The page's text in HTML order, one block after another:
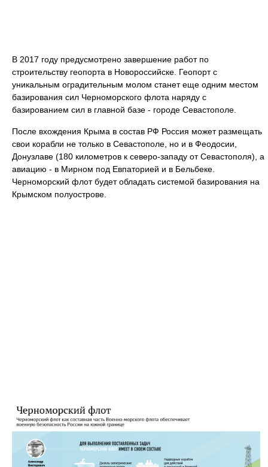
В 2017 году предусмотрено завершение работ по
строительству геопорта в Новороссийске. Геопорт с
уникальным оградительным молом станет еще одним местом
базирования сил Черноморского флота наряду с
базированием сил в главной базе - городе Севастополе.
После вхождения Крыма в состав РФ Россия может размещать
свои корабли не только в Севастополе, но и в Феодосии,
Донузлаве (180 километров к северо-западу от Севастополя), а
авиацию - в Мирном под Евпаторией и в Бельбеке.
Черноморский флот будет обладать системой базирования на
Крымском полуострове.